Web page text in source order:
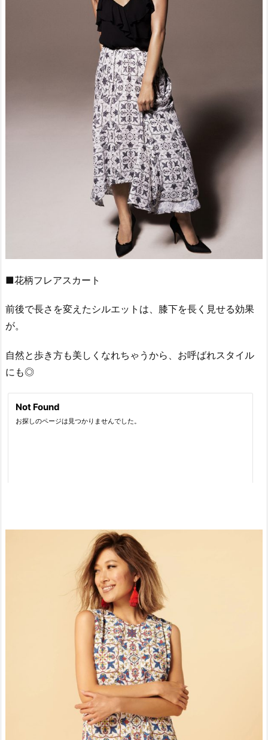
■花柄フレアスカート
前後で長さを変えたシルエットは、膝下を長く見せる効果
が。
自然と歩き方も美しくなれちゃうから、お呼ばれスタイル
にも◎